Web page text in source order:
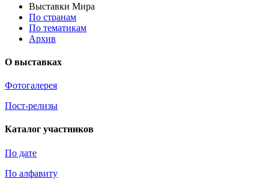
Выставки Мира
По странам
По тематикам
Архив
О выставках
Фотогалерея
Пост-релизы
Каталог участников
По дате
По алфавиту